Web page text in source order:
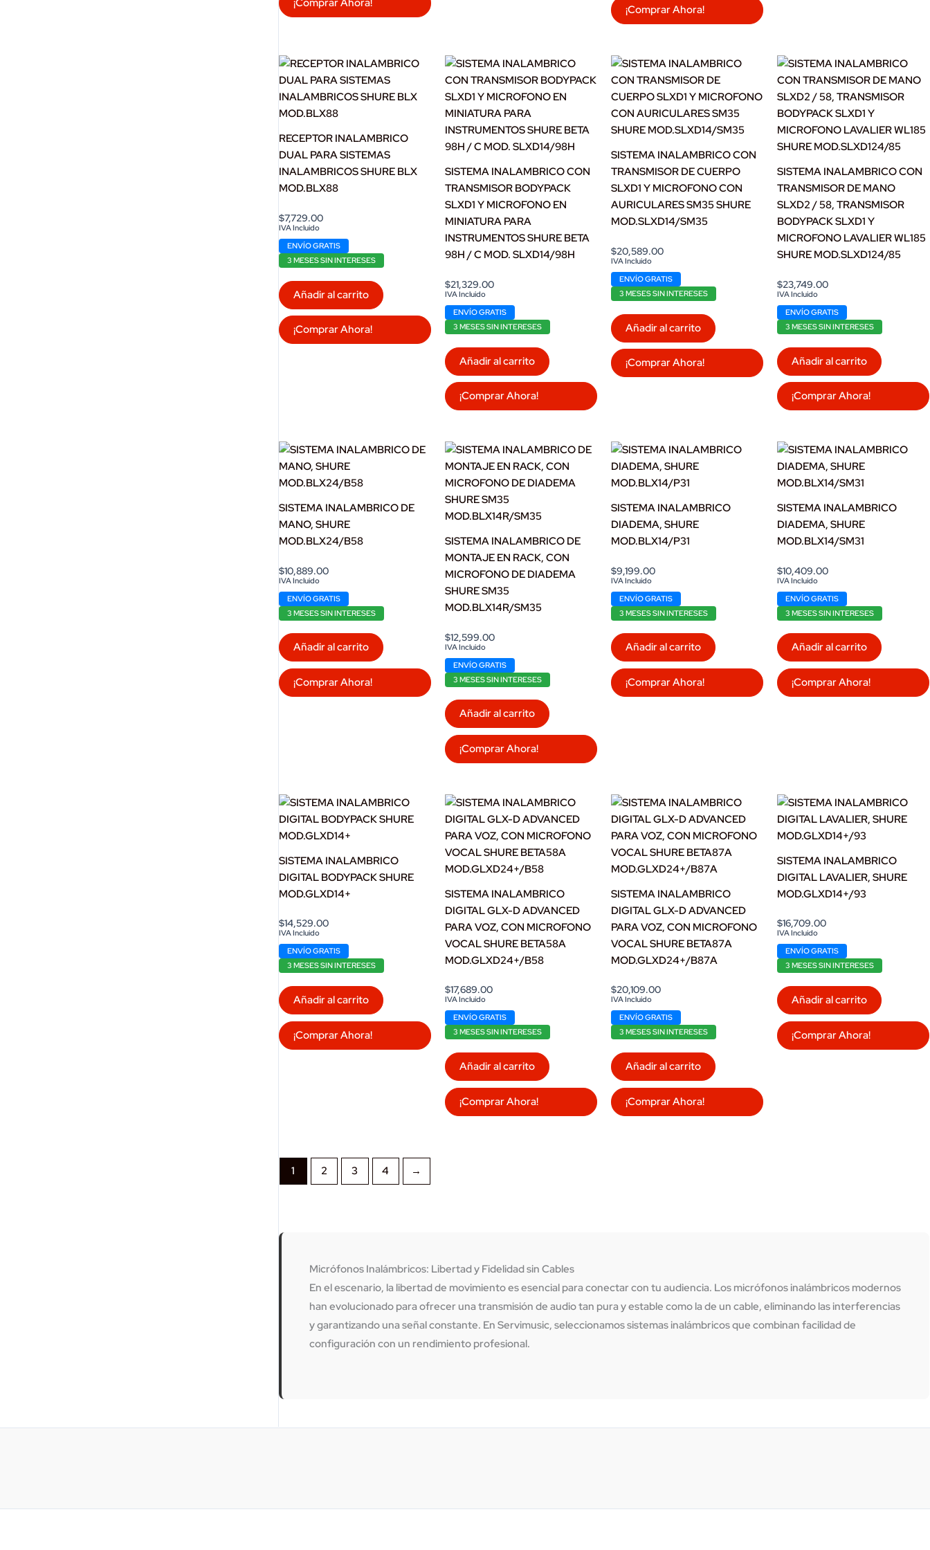
¡Comprar Ahora! ¡Comprar Ahora!
RECEPTOR INALAMBRICO
DUAL PARA SISTEMAS
INALAMBRICOS SHURE BLX
MOD.BLX88
$7,729.00
IVA Incluido
ENVÍO GRATIS
3 MESES SIN INTERESES
Añadir al carrito
¡Comprar Ahora!
SISTEMA INALAMBRICO CON
TRANSMISOR BODYPACK
SLXD1 Y MICROFONO EN
MINIATURA PARA
INSTRUMENTOS SHURE BETA
98H / C MOD. SLXD14/98H
$21,329.00
IVA Incluido
ENVÍO GRATIS
3 MESES SIN INTERESES
Añadir al carrito
¡Comprar Ahora!
SISTEMA INALAMBRICO CON
TRANSMISOR DE CUERPO
SLXD1 Y MICROFONO CON
AURICULARES SM35 SHURE
MOD.SLXD14/SM35
$20,589.00
IVA Incluido
ENVÍO GRATIS
3 MESES SIN INTERESES
Añadir al carrito
¡Comprar Ahora!
SISTEMA INALAMBRICO CON
TRANSMISOR DE MANO
SLXD2 / 58, TRANSMISOR
BODYPACK SLXD1 Y
MICROFONO LAVALIER WL185
SHURE MOD.SLXD124/85
$23,749.00
IVA Incluido
ENVÍO GRATIS
3 MESES SIN INTERESES
Añadir al carrito
¡Comprar Ahora!
SISTEMA INALAMBRICO DE
MANO, SHURE
MOD.BLX24/B58
$10,889.00
IVA Incluido
ENVÍO GRATIS
3 MESES SIN INTERESES
Añadir al carrito
¡Comprar Ahora!
SISTEMA INALAMBRICO DE
MONTAJE EN RACK, CON
MICROFONO DE DIADEMA
SHURE SM35
MOD.BLX14R/SM35
$12,599.00
IVA Incluido
ENVÍO GRATIS
3 MESES SIN INTERESES
Añadir al carrito
¡Comprar Ahora!
SISTEMA INALAMBRICO
DIADEMA, SHURE
MOD.BLX14/P31
$9,199.00
IVA Incluido
ENVÍO GRATIS
3 MESES SIN INTERESES
Añadir al carrito
¡Comprar Ahora!
SISTEMA INALAMBRICO
DIADEMA, SHURE
MOD.BLX14/SM31
$10,409.00
IVA Incluido
ENVÍO GRATIS
3 MESES SIN INTERESES
Añadir al carrito
¡Comprar Ahora!
SISTEMA INALAMBRICO
DIGITAL BODYPACK SHURE
MOD.GLXD14+
$14,529.00
IVA Incluido
ENVÍO GRATIS
3 MESES SIN INTERESES
Añadir al carrito
¡Comprar Ahora!
SISTEMA INALAMBRICO
DIGITAL GLX-D ADVANCED
PARA VOZ, CON MICROFONO
VOCAL SHURE BETA58A
MOD.GLXD24+/B58
$17,689.00
IVA Incluido
ENVÍO GRATIS
3 MESES SIN INTERESES
Añadir al carrito
¡Comprar Ahora!
SISTEMA INALAMBRICO
DIGITAL GLX-D ADVANCED
PARA VOZ, CON MICROFONO
VOCAL SHURE BETA87A
MOD.GLXD24+/B87A
$20,109.00
IVA Incluido
ENVÍO GRATIS
3 MESES SIN INTERESES
Añadir al carrito
¡Comprar Ahora!
SISTEMA INALAMBRICO
DIGITAL LAVALIER, SHURE
MOD.GLXD14+/93
$16,709.00
IVA Incluido
ENVÍO GRATIS
3 MESES SIN INTERESES
Añadir al carrito
¡Comprar Ahora!
1 2 3 4 →
Micrófonos Inalámbricos: Libertad y Fidelidad sin Cables
En el escenario, la libertad de movimiento es esencial para conectar con tu audiencia. Los micrófonos inalámbricos modernos
han evolucionado para ofrecer una transmisión de audio tan pura y estable como la de un cable, eliminando las interferencias
y garantizando una señal constante. EnServimusic, seleccionamos sistemas inalámbricos que combinan facilidad de
configuración con un rendimiento profesional.